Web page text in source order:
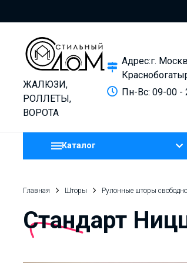
ЖАЛЮЗИ,
РОЛЛЕТЫ,
ВОРОТА
Адрес:г.
Пн-Вс: 09-00 -
Каталог
Главная Шторы Рулонные шторы
Стандарт